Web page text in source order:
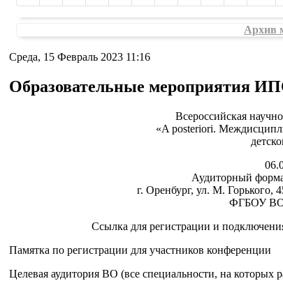
Архив
Среда, 15 Февраль 2023 11:16
Образовательные мероприятия
Всероссийская
«A posteriori.
Аудиторный
г. Оренбург, ул. М. Горького,
ФГБОУ
Ссылка для регистрации и
Памятка по регистрации для участников конференции
Целевая аудитория ВО (все специальности, на которых